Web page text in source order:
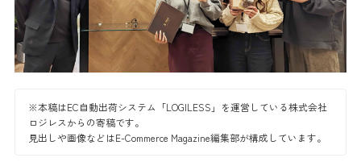
※本稿はEC自動出荷システム「LOGILESS」を運営している株式会社
ロジレスからの寄稿です。
見出しや画像などはE-Commerce Magazine編集部が構成しています。